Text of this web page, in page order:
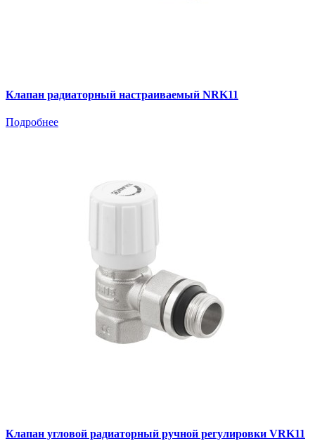
Клапан радиаторный настраиваемый NRK11
Подробнее
Клапан угловой радиаторный ручной регулировки VRK11